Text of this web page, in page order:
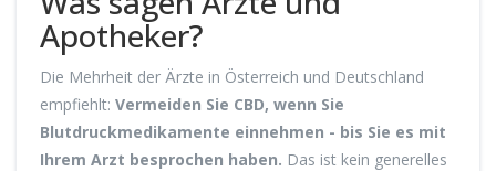
Apotheker?
Die Mehrheit der Ärzte in Österreich und Deutschland
empfiehlt: Vermeiden Sie CBD, wenn Sie
Blutdruckmedikamente einnehmen - bis Sie es mit
Ihrem Arzt besprochen haben. Das ist kein generelles